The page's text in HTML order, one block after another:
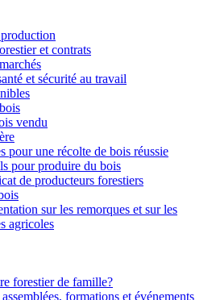
et contrats
et sécurité au travail
vendu
pour une récolte de bois réussie
pour produire du bois
de producteurs forestiers
sur les remorques et sur les
agricoles
forestier de famille?
formations et événements